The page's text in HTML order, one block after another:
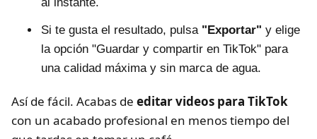
al instante.
Si te gusta el resultado, pulsa "Exportar" y elige
la opción "Guardar y compartir en TikTok" para
una calidad máxima y sin marca de agua.
Así de fácil. Acabas de editar videos para TikTok
con un acabado profesional en menos tiempo del